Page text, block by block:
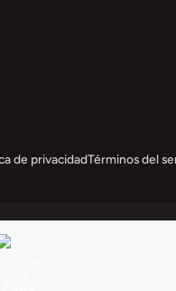
de privacidadTérminos del